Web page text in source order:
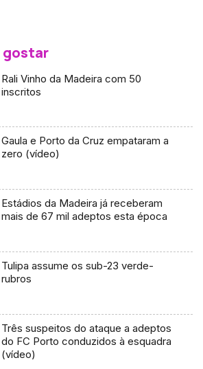
gostar
Rali Vinho da Madeira com 50
inscritos
Gaula e Porto da Cruz empataram a
zero (vídeo)
Estádios da Madeira já receberam
mais de 67 mil adeptos esta época
Tulipa assume os sub-23 verde-
rubros
Três suspeitos do ataque a adeptos
do FC Porto conduzidos à esquadra
(vídeo)